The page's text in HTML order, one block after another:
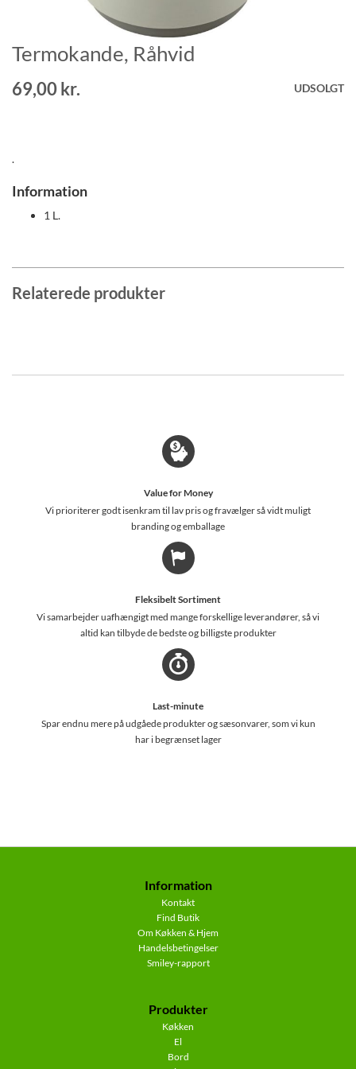
Gå
til
starten
af
Termokande, Råhvid
69,00 kr. UDSOLGT
.
Information
1 L.
Relaterede produkter
Value for Money
Vi prioriterer godt isenkram til lav pris og fravælger så vidt muligt
branding og emballage
Fleksibelt Sortiment
Vi samarbejder uafhængigt med mange forskellige leverandører, så vi
altid kan tilbyde de bedste og billigste produkter
Last-minute
Spar endnu mere på udgåede produkter og sæsonvarer, som vi kun
har i begrænset lager
Information
Kontakt
Find Butik
Om Køkken & Hjem
Handelsbetingelser
Smiley-rapport
Produkter
Køkken
El
Bord